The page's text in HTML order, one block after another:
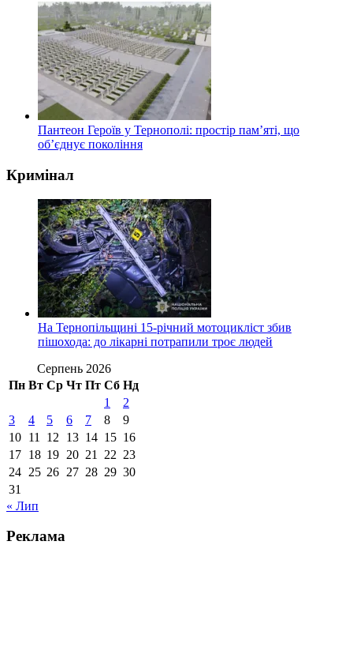
Пантеон Героїв у Тернополі: простір пам’яті, що
об’єднує покоління
Кримінал
На Тернопільщині 15-річний мотоцикліст збив
пішохода: до лікарні потрапили троє людей
Серпень 2026
Пн Вт Ср Чт Пт Сб Нд
1
2
3
4 5 6 7 8
9
10 11 12 13 14 15 16
17 18 19 20 21 22 23
24 25 26 27 28 29 30
31
« Лип
Реклама